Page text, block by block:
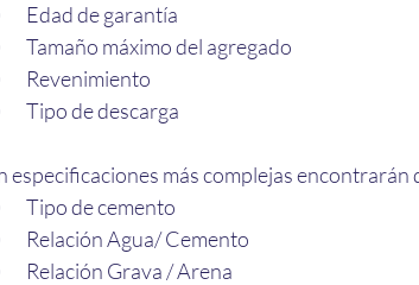
Edad de garantía
Tamaño máximo del agregado
Revenimiento
Tipo de descarga
especificaciones más complejas encontrarán
Tipo de cemento
Relación Agua/ Cemento
Relación Grava / Arena